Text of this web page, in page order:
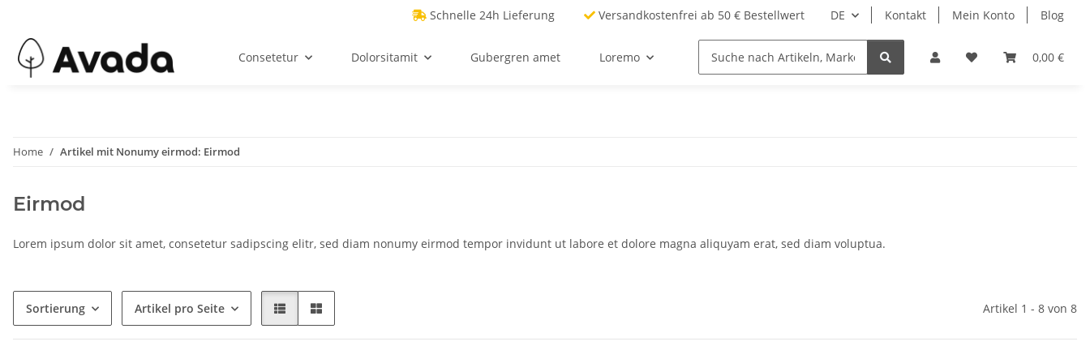
DE Kontakt Mein Konto Blog
Schnelle 24h Lieferung Versandkostenfrei ab 50 € Bestellwert
0,00 €
Consetetur Dolorsitamit Gubergren amet Loremo
Home Artikel mit Nonumy eirmod: Eirmod
Eirmod
Lorem ipsum dolor sit amet, consetetur sadipscing elitr, sed diam nonumy eirmod tempor invidunt ut labore et dolore magna aliquyam erat, sed diam voluptua.
Sortierung Artikel pro Seite Artikel 1 - 8 von 8